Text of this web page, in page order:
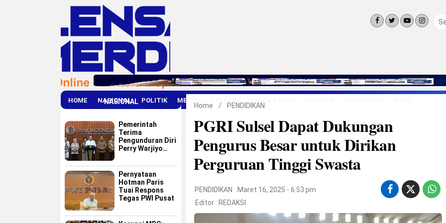
HOME NASIONAL POLITIK METRO
NASIONAL
Pemerintah
Terima
Pengunduran Diri
Perry Warjiyo
Indonesia
Pernyataan
Hotman Paris
Tuai Respons
Tegas PWI Pusat
Home / PENDIDIKAN
PGRI Sulsel Dapat Dukungan
Pengurus Besar untuk Dirikan
Perguruan Tinggi Swasta
PENDIDIKAN
Maret 16, 2025 - 6:53 pm
Editor : REDAKSI